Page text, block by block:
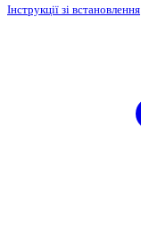
Інструкції зі встановлення